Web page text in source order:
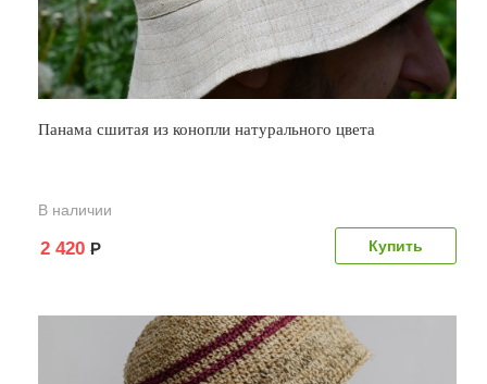
Панама сшитая из конопли натурального цвета
В наличии
2 420 Р